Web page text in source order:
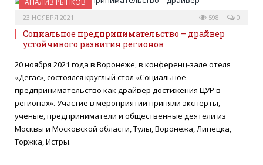
АНАЛИЗ РЫНКОВ
23 НОЯБРЯ 2021 0
598
Социальное предпринимательство – драйвер
устойчивого развития регионов
20 ноября 2021 года в Воронеже, в конференц-зале отеля
«Дегас», состоялся круглый стол «Социальное
предпринимательство как драйвер достижения ЦУР в
регионах». Участие в мероприятии приняли эксперты,
ученые, предприниматели и общественные деятели из
Москвы и Московской области, Тулы, Воронежа, Липецка,
Торжка, Истры.